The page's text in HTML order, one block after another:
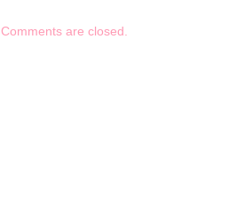
Comments are closed.